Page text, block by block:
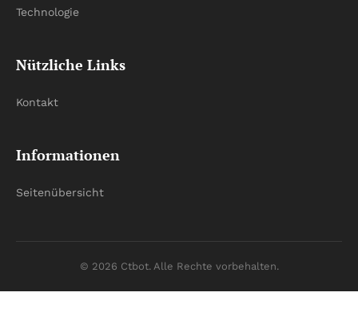
Technologie
Nützliche Links
Kontakt
Informationen
Seitenübersicht
© 2026 Ctbot. Alle Rechte vorbehalten.